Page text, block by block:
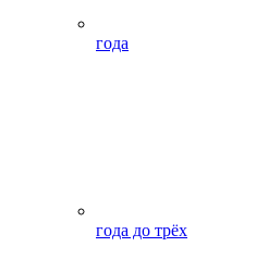
года
года до трёх